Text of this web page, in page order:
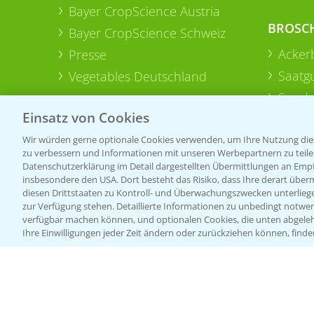
Bayer CropScience Austria
Bayer CropScience Schweiz
Presse
Vegetables Deutschland
Einsatz von Cookies
Wir würden gerne optionale Cookies verwenden, um Ihre Nutzung
zu verbessern und Informationen mit unseren Werbepartnern zu
Datenschutzerklärung im Detail dargestellten Übermittlungen an
insbesondere den USA. Dort besteht das Risiko, dass Ihre derart
diesen Drittstaaten zu Kontroll- und Überwachungszwecken
zur Verfügung stehen. Detaillierte Informationen zu unbedingt
verfügbar machen können, und optionalen Cookies, die unten
Ihre Einwilligungen jeder Zeit ändern oder zurückziehen können,